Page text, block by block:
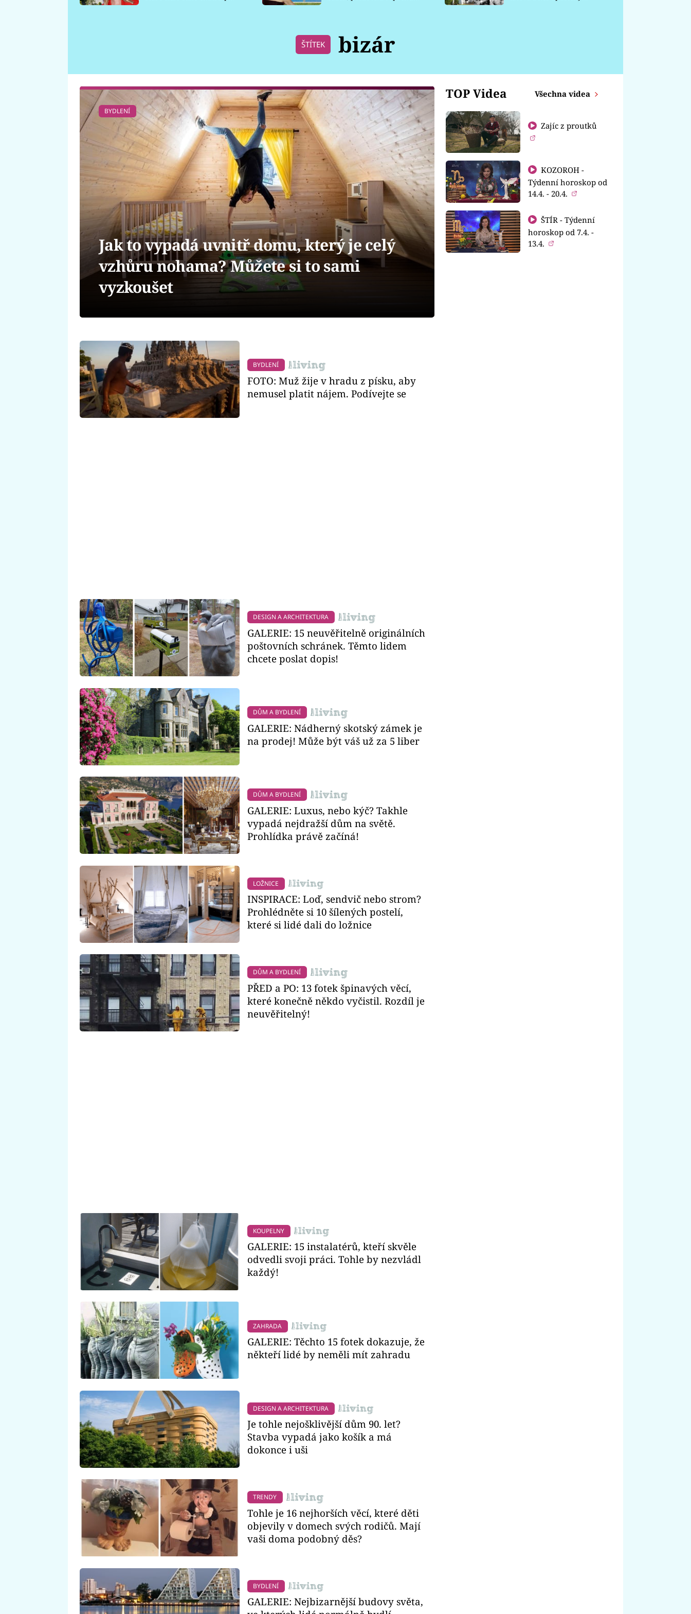
ŠTÍTEK bizár
TOP Videa Všechna videa
Zajíc z proutků
KOZOROH -
Týdenní horoskop od
14.4. - 20.4.
ŠTÍR - Týdenní
horoskop od 7.4. -
13.4.
BYDLENÍ
Jak to vypadá uvnitř domu, který je celý
vzhůru nohama? Můžete si to sami
vyzkoušet
BYDLENÍ
FOTO: Muž žije v hradu z písku, aby
nemusel platit nájem. Podívejte se
DESIGN A ARCHITEKTURA
GALERIE: 15 neuvěřitelně originálních
poštovních schránek. Těmto lidem
chcete poslat dopis!
DŮM A BYDLENÍ
GALERIE: Nádherný skotský zámek je
na prodej! Může být váš už za 5 liber
DŮM A BYDLENÍ
GALERIE: Luxus, nebo kýč? Takhle
vypadá nejdražší dům na světě.
Prohlídka právě začíná!
LOŽNICE
INSPIRACE: Loď, sendvič nebo strom?
Prohlédněte si 10 šílených postelí,
které si lidé dali do ložnice
DŮM A BYDLENÍ
PŘED a PO: 13 fotek špinavých věcí,
které konečně někdo vyčistil. Rozdíl je
neuvěřitelný!
KOUPELNY
GALERIE: 15 instalatérů, kteří skvěle
odvedli svoji práci. Tohle by nezvládl
každý!
ZAHRADA
GALERIE: Těchto 15 fotek dokazuje, že
někteří lidé by neměli mít zahradu
DESIGN A ARCHITEKTURA
Je tohle nejošklivější dům 90. let?
Stavba vypadá jako košík a má
dokonce i uši
TRENDY
Tohle je 16 nejhorších věcí, které děti
objevily v domech svých rodičů. Mají
vaši doma podobný děs?
BYDLENÍ
GALERIE: Nejbizarnější budovy světa,